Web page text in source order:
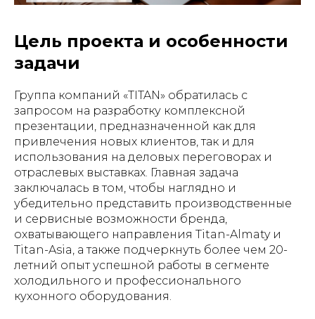
Цель проекта и особенности
задачи
Группа компаний «TITAN» обратилась с
запросом на разработку комплексной
презентации, предназначенной как для
привлечения новых клиентов, так и для
использования на деловых переговорах и
отраслевых выставках. Главная задача
заключалась в том, чтобы наглядно и
убедительно представить производственные
и сервисные возможности бренда,
охватывающего направления Titan-Almaty и
Titan-Asia, а также подчеркнуть более чем 20-
летний опыт успешной работы в сегменте
холодильного и профессионального
кухонного оборудования.